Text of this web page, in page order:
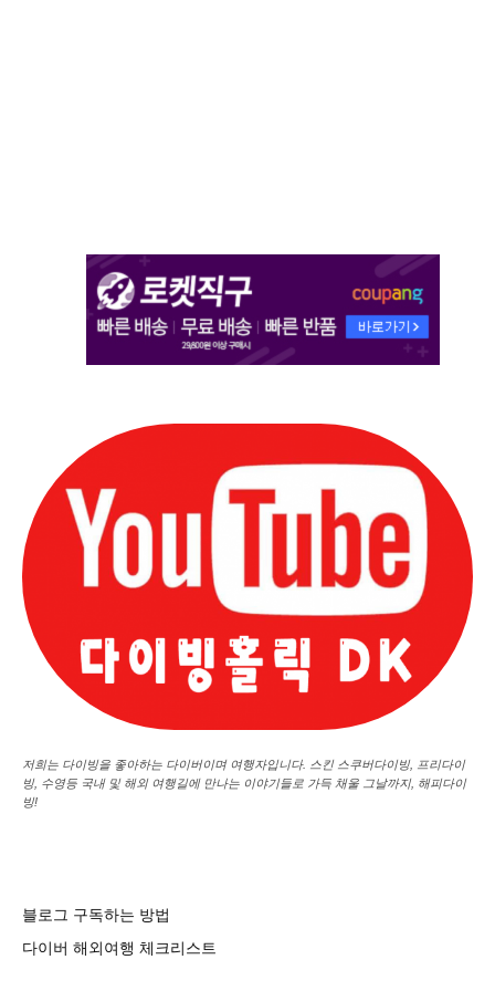
저희는 다이빙을 좋아하는 다이버이며 여행자입니다. 스킨 스쿠버다이빙, 프리다이
빙, 수영등 국내 및 해외 여행길에 만나는 이야기들로 가득 채울 그날까지, 해피다이
빙!
블로그 구독하는 방법
다이버 해외여행 체크리스트